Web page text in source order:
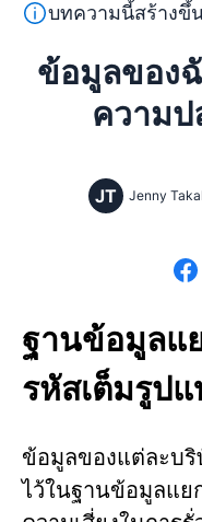
ติดต่อฝ่ายช่วยเหลือ
ข้อความนี้แปลจากภาษ
บทความนี้สร้างขึ้
ข้อมูลของ
ความ
JT Jenny
ฐานข้อมูลแ
รหัสเต็มรูป
ข้อมูลของแต่ละบ
ไว้ในฐานข้อมูลแ